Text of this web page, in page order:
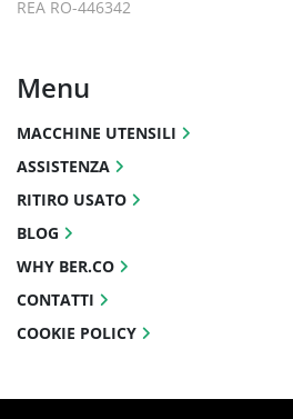
REA RO-446342
Menu
MACCHINE UTENSILI
ASSISTENZA
RITIRO USATO
BLOG
WHY BER.CO
CONTATTI
COOKIE POLICY